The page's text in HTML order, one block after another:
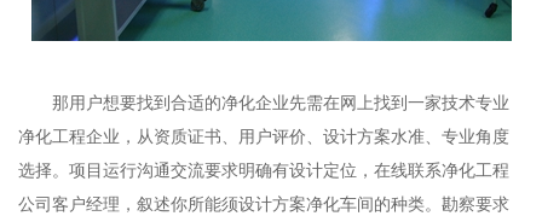
那用户想要找到合适的净化企业先需在网上找到一家技术专业
净化工程企业，从资质证书、用户评价、设计方案水准、专业角度
选择。项目运行沟通交流要求明确有设计定位，在线联系净化工程
公司客户经理，叙述你所能须设计方案净化车间的种类。勘察要求